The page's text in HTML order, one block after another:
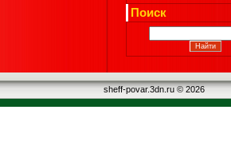
Поиск
sheff-povar.3dn.ru © 2026